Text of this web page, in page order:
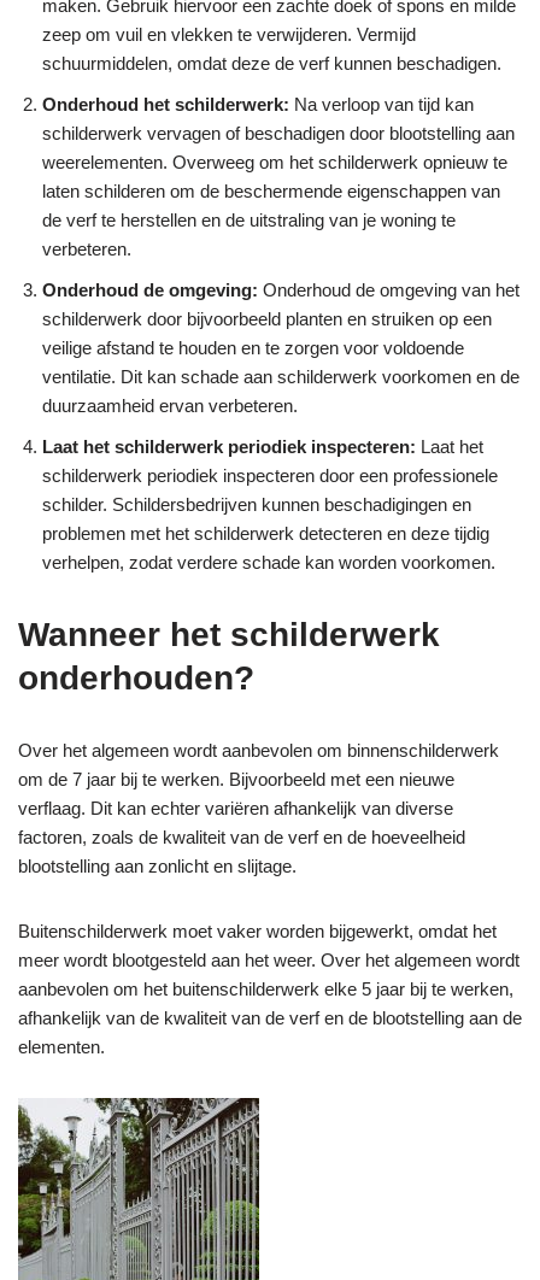
maken. Gebruik hiervoor een zachte doek of spons en milde
zeep om vuil en vlekken te verwijderen. Vermijd
schuurmiddelen, omdat deze de verf kunnen beschadigen.
Onderhoud het schilderwerk: Na verloop van tijd kan
schilderwerk vervagen of beschadigen door blootstelling aan
weerelementen. Overweeg om het schilderwerk opnieuw te
laten schilderen om de beschermende eigenschappen van
de verf te herstellen en de uitstraling van je woning te
verbeteren.
Onderhoud de omgeving: Onderhoud de omgeving van het
schilderwerk door bijvoorbeeld planten en struiken op een
veilige afstand te houden en te zorgen voor voldoende
ventilatie. Dit kan schade aan schilderwerk voorkomen en de
duurzaamheid ervan verbeteren.
Laat het schilderwerk periodiek inspecteren: Laat het
schilderwerk periodiek inspecteren door een professionele
schilder. Schildersbedrijven kunnen beschadigingen en
problemen met het schilderwerk detecteren en deze tijdig
verhelpen, zodat verdere schade kan worden voorkomen.
Wanneer het schilderwerk
onderhouden?
Over het algemeen wordt aanbevolen om binnenschilderwerk
om de 7 jaar bij te werken. Bijvoorbeeld met een nieuwe
verflaag. Dit kan echter variëren afhankelijk van diverse
factoren, zoals de kwaliteit van de verf en de hoeveelheid
blootstelling aan zonlicht en slijtage.
Buitenschilderwerk moet vaker worden bijgewerkt, omdat het
meer wordt blootgesteld aan het weer. Over het algemeen wordt
aanbevolen om het buitenschilderwerk elke 5 jaar bij te werken,
afhankelijk van de kwaliteit van de verf en de blootstelling aan de
elementen.